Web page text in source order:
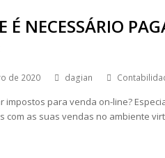
É NECESSÁRIO
de 2020 dagian
impostos para venda on-line?
com as suas vendas no ambiente